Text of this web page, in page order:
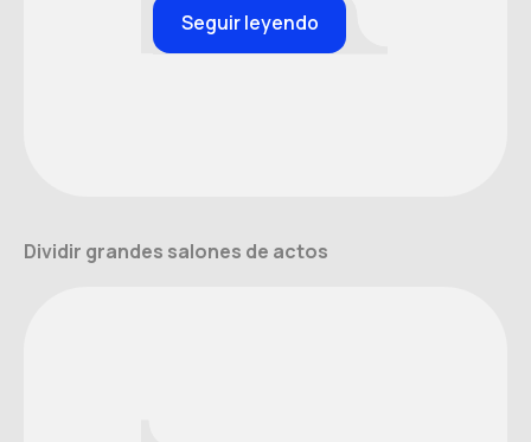
Seguir leyendo
Dividir grandes salones de actos